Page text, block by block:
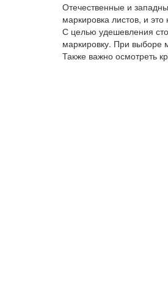
Отечественные и
маркировка листов, и
С целью удешевления
маркировку. При выборе
Также важно осмотреть